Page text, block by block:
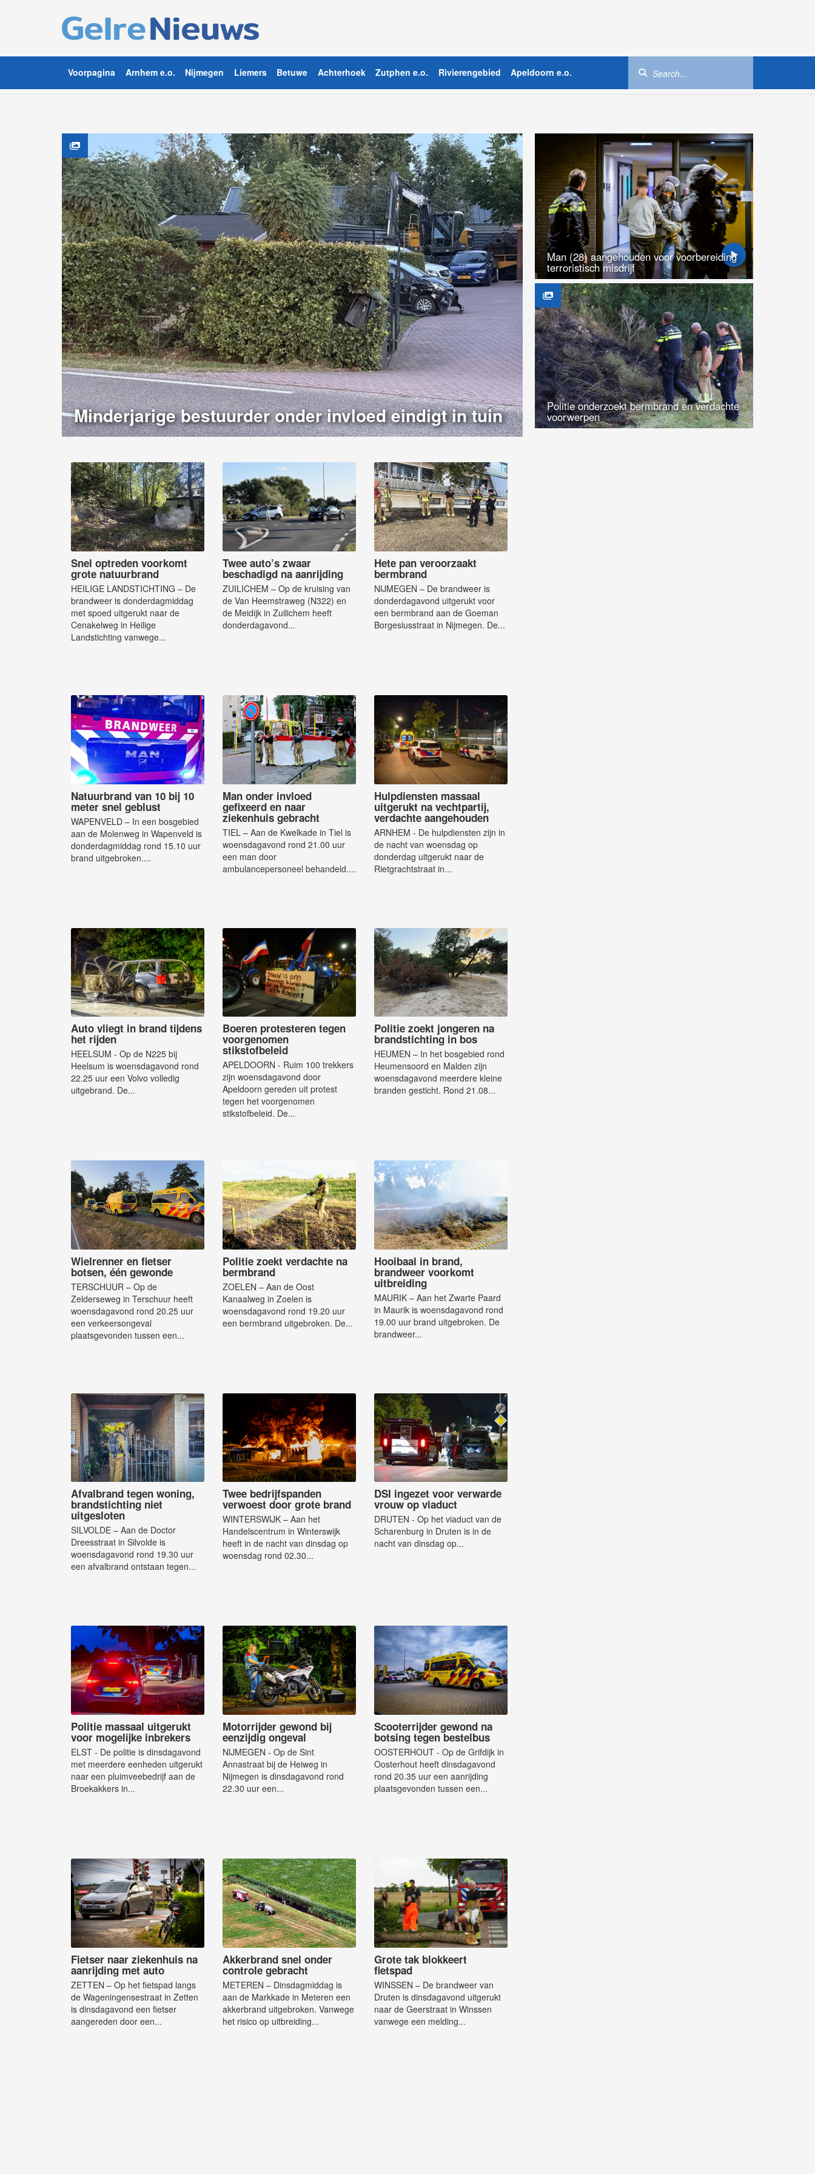
Voorpagina Arnhem e.o. Nijmegen Liemers Betuwe Achterhoek Zutphen e.o. Rivierengebied Apeldoorn e.o.
Minderjarige bestuurder onder invloed eindigt in tuin
Man (28) aangehouden voor voorbereiding
terroristisch misdrijf
Politie onderzoekt bermbrand en verdachte
voorwerpen
Snel optreden voorkomt
grote natuurbrand
HEILIGE LANDSTICHTING – De
brandweer is donderdagmiddag
met spoed uitgerukt naar de
Cenakelweg in Heilige
Landstichting vanwege...
Twee auto’s zwaar
beschadigd na aanrijding
ZUILICHEM – Op de kruising van
de Van Heemstraweg (N322) en
de Meidijk in Zuilichem heeft
donderdagavond...
Hete pan veroorzaakt
bermbrand
NIJMEGEN – De brandweer is
donderdagavond uitgerukt voor
een bermbrand aan de Goeman
Borgesiusstraat in Nijmegen. De...
Natuurbrand van 10 bij 10
meter snel geblust
WAPENVELD – In een bosgebied
aan de Molenweg in Wapenveld is
donderdagmiddag rond 15.10 uur
brand uitgebroken....
Man onder invloed
gefixeerd en naar
ziekenhuis gebracht
TIEL – Aan de Kwelkade in Tiel is
woensdagavond rond 21.00 uur
een man door
ambulancepersoneel behandeld....
Hulpdiensten massaal
uitgerukt na vechtpartij,
verdachte aangehouden
ARNHEM - De hulpdiensten zijn in
de nacht van woensdag op
donderdag uitgerukt naar de
Rietgrachtstraat in...
Auto vliegt in brand tijdens
het rijden
HEELSUM - Op de N225 bij
Heelsum is woensdagavond rond
22.25 uur een Volvo volledig
uitgebrand. De...
Boeren protesteren tegen
voorgenomen
stikstofbeleid
APELDOORN - Ruim 100 trekkers
zijn woensdagavond door
Apeldoorn gereden uit protest
tegen het voorgenomen
stikstofbeleid. De...
Politie zoekt jongeren na
brandstichting in bos
HEUMEN – In het bosgebied rond
Heumensoord en Malden zijn
woensdagavond meerdere kleine
branden gesticht. Rond 21.08...
Wielrenner en fietser
botsen, één gewonde
TERSCHUUR – Op de
Zelderseweg in Terschuur heeft
woensdagavond rond 20.25 uur
een verkeersongeval
plaatsgevonden tussen een...
Politie zoekt verdachte na
bermbrand
ZOELEN – Aan de Oost
Kanaalweg in Zoelen is
woensdagavond rond 19.20 uur
een bermbrand uitgebroken. De...
Hooibaal in brand,
brandweer voorkomt
uitbreiding
MAURIK – Aan het Zwarte Paard
in Maurik is woensdagavond rond
19.00 uur brand uitgebroken. De
brandweer...
Afvalbrand tegen woning,
brandstichting niet
uitgesloten
SILVOLDE – Aan de Doctor
Dreesstraat in Silvolde is
woensdagavond rond 19.30 uur
een afvalbrand ontstaan tegen...
Twee bedrijfspanden
verwoest door grote brand
WINTERSWIJK – Aan het
Handelscentrum in Winterswijk
heeft in de nacht van dinsdag op
woensdag rond 02.30...
DSI ingezet voor verwarde
vrouw op viaduct
DRUTEN - Op het viaduct van de
Scharenburg in Druten is in de
nacht van dinsdag op...
Politie massaal uitgerukt
voor mogelijke inbrekers
ELST - De politie is dinsdagavond
met meerdere eenheden uitgerukt
naar een pluimveebedrijf aan de
Broekakkers in...
Motorrijder gewond bij
eenzijdig ongeval
NIJMEGEN - Op de Sint
Annastraat bij de Heiweg in
Nijmegen is dinsdagavond rond
22.30 uur een...
Scooterrijder gewond na
botsing tegen bestelbus
OOSTERHOUT - Op de Grifdijk in
Oosterhout heeft dinsdagavond
rond 20.35 uur een aanrijding
plaatsgevonden tussen een...
Fietser naar ziekenhuis na
aanrijding met auto
ZETTEN – Op het fietspad langs
de Wageningensestraat in Zetten
is dinsdagavond een fietser
aangereden door een...
Akkerbrand snel onder
controle gebracht
METEREN – Dinsdagmiddag is
aan de Markkade in Meteren een
akkerbrand uitgebroken. Vanwege
het risico op uitbreiding...
Grote tak blokkeert
fietspad
WINSSEN – De brandweer van
Druten is dinsdagavond uitgerukt
naar de Geerstraat in Winssen
vanwege een melding...